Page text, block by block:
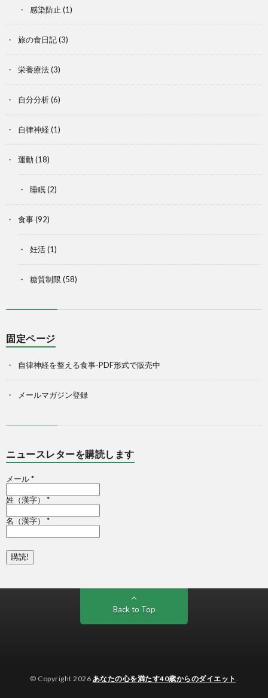
感染防止 (1)
旅の食日記(3)
栄養療法(3)
自分分析(6)
自律神経(1)
運動(18)
睡眠(2)
食事(92)
妊活(1)
糖質制限 (58)
固定ページ
自律神経を整える食事-PDF形式で販売中
メールマガジン登録
ニュースレターを購読します
メール*
姓（漢字）*
名（漢字）*
Back to Top
© Copyright 2026 あなたの心を満たす40歳からのダイエット